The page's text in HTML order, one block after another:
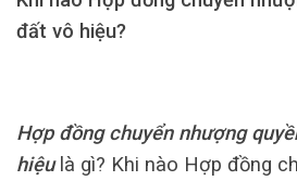
đất vô hiệu?
Hợp đồng chuyển nhượng
hiệulà gì? Khi nào Hợp đồng